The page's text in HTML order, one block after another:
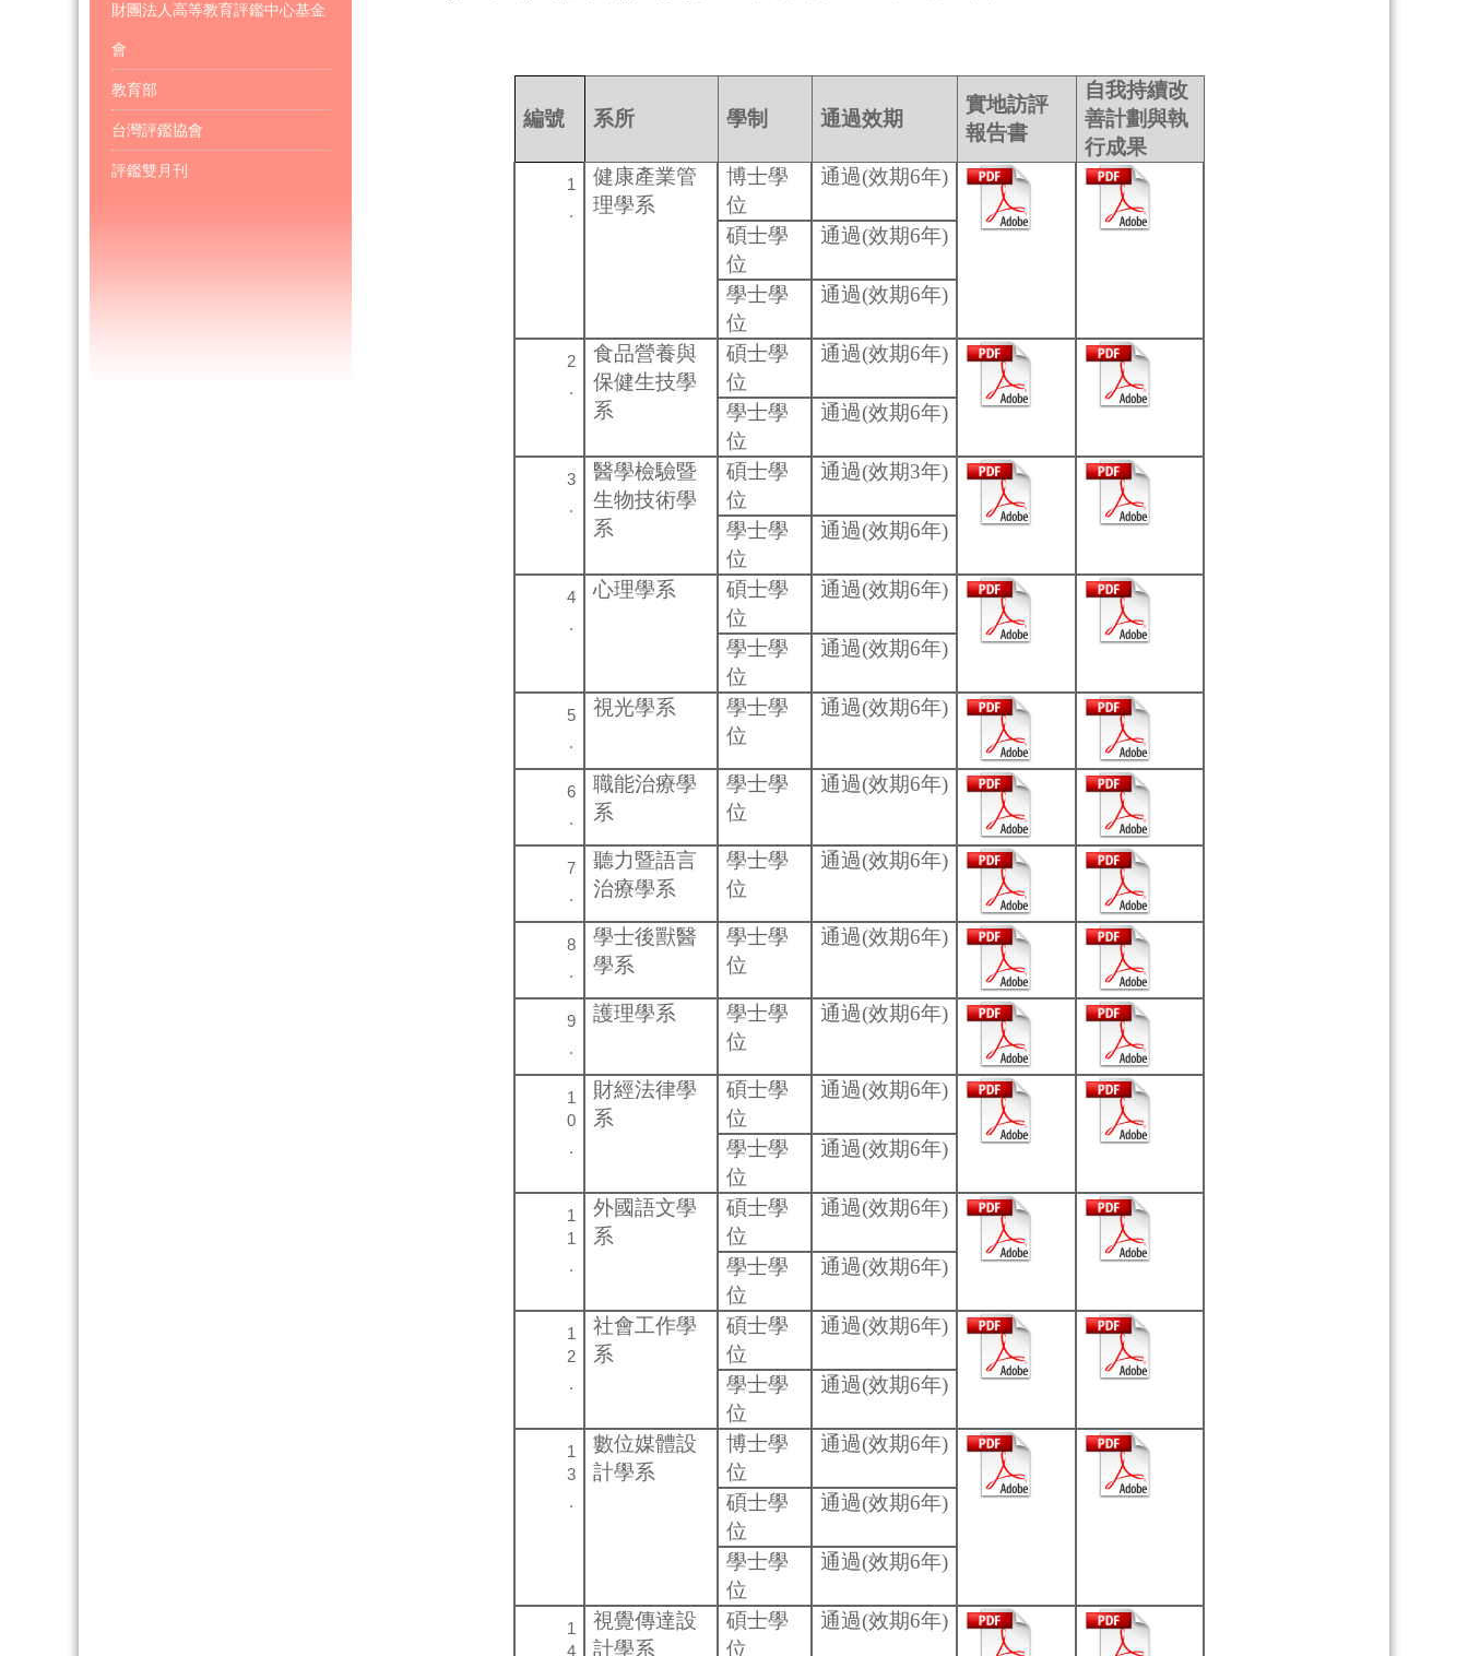
財團法人高等教育評鑑中心基金
會
教育部
台灣評鑑協會
評鑑雙月刊
編號 系所 學制 通過效期
實地訪評
報告書
自我持續改
善計劃與執
行成果
健康產業管
理學系
博士學
位
通過(效期6年)
碩士學
位
通過(效期6年)
學士學
位
通過(效期6年)
食品營養與
保健生技學
系
碩士學
位
通過(效期6年)
學士學
位
通過(效期6年)
醫學檢驗暨
生物技術學
系
碩士學
位
通過(效期3年)
學士學
位
通過(效期6年)
心理學系
碩士學
位
通過(效期6年)
學士學
位
通過(效期6年)
視光學系
學士學
位
通過(效期6年)
職能治療學
系
學士學
位
通過(效期6年)
聽力暨語言
治療學系
學士學
位
通過(效期6年)
學士後獸醫
學系
學士學
位
通過(效期6年)
護理學系
學士學
位
通過(效期6年)
財經法律學
系
碩士學
位
通過(效期6年)
學士學
位
通過(效期6年)
外國語文學
系
碩士學
位
通過(效期6年)
學士學
位
通過(效期6年)
社會工作學
系
碩士學
位
通過(效期6年)
學士學
位
通過(效期6年)
數位媒體設
計學系
博士學
位
通過(效期6年)
碩士學
位
通過(效期6年)
學士學
位
通過(效期6年)
視覺傳達設
計學系
碩士學
位
通過(效期6年)